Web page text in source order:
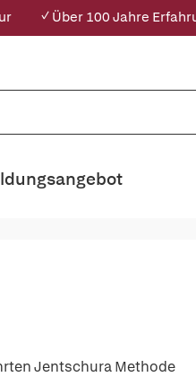
✓ Über 100 Jahre
Jentschura Methode